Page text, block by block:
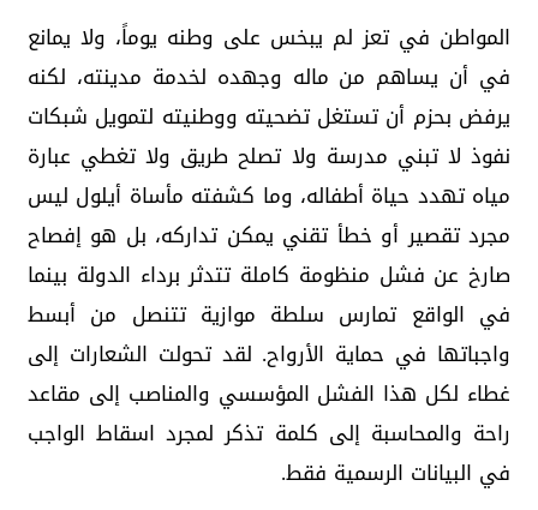
المواطن في تعز لم يبخس على وطنه يوماً، ولا يمانع
في أن يساهم من ماله وجهده لخدمة مدينته، لكنه
يرفض بحزم أن تستغل تضحيته ووطنيته لتمويل شبكات
نفوذ لا تبني مدرسة ولا تصلح طريق ولا تغطي عبارة
مياه تهدد حياة أطفاله، وما كشفته مأساة أيلول ليس
مجرد تقصير أو خطأ تقني يمكن تداركه، بل هو إفصاح
صارخ عن فشل منظومة كاملة تتدثر برداء الدولة بينما
في الواقع تمارس سلطة موازية تتنصل من أبسط
واجباتها في حماية الأرواح. لقد تحولت الشعارات إلى
غطاء لكل هذا الفشل المؤسسي والمناصب إلى مقاعد
راحة والمحاسبة إلى كلمة تذكر لمجرد اسقاط الواجب
في البيانات الرسمية فقط.